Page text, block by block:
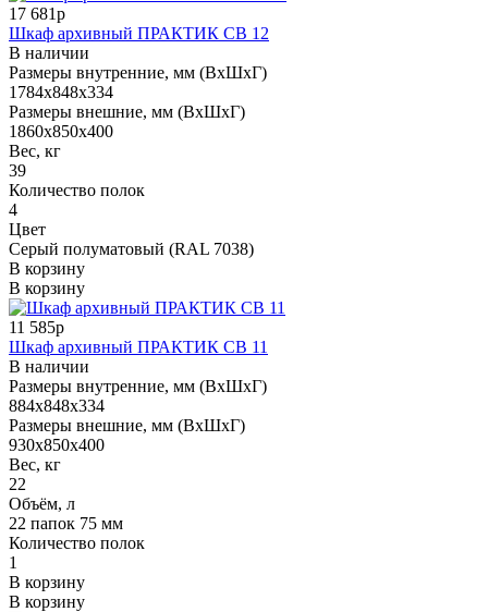
17 681р
Шкаф архивный ПРАКТИК СВ 12
В наличии
Размеры внутренние, мм (ВхШхГ)
1784x848x334
Размеры внешние, мм (ВхШхГ)
1860x850x400
Вес, кг
39
Количество полок
4
Цвет
Серый полуматовый (RAL 7038)
В корзину
В корзину
11 585р
Шкаф архивный ПРАКТИК СВ 11
В наличии
Размеры внутренние, мм (ВхШхГ)
884x848x334
Размеры внешние, мм (ВхШхГ)
930x850x400
Вес, кг
22
Объём, л
22 папок 75 мм
Количество полок
1
В корзину
В корзину